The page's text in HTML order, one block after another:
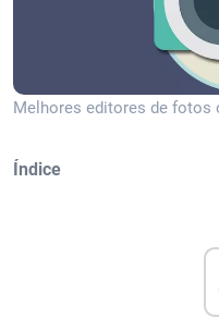
Melhores editores de fotos
Índice